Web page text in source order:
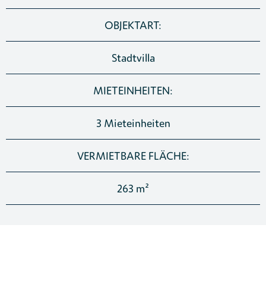
OBJEKTART:
Stadtvilla
MIETEINHEITEN:
3 Mieteinheiten
VERMIETBARE FLÄCHE:
263 m²